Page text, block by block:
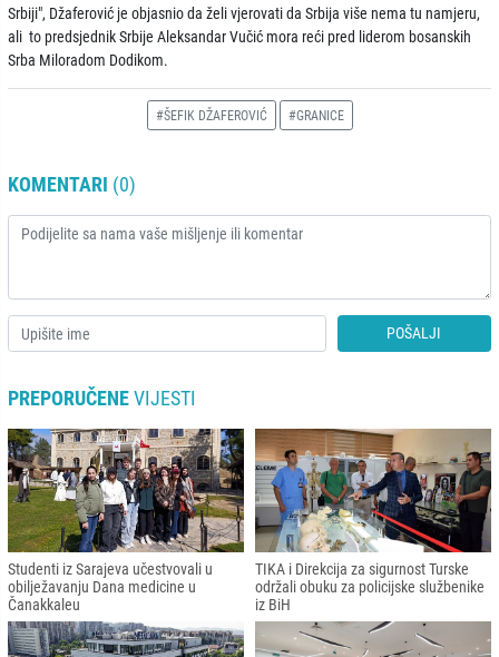
Srbiji", Džaferović je objasnio da želi vjerovati da Srbija više nema tu namjeru,
ali to predsjednik Srbije Aleksandar Vučić mora reći pred liderom bosanskih
Srba Miloradom Dodikom.
#ŠEFIK DŽAFEROVIĆ #GRANICE
KOMENTARI (0)
POŠALJI
PREPORUČENEVIJESTI
Studenti iz Sarajeva učestvovali u
obilježavanju Dana medicine u
Čanakkaleu
TIKA i Direkcija za sigurnost Turske
održali obuku za policijske službenike
iz BiH